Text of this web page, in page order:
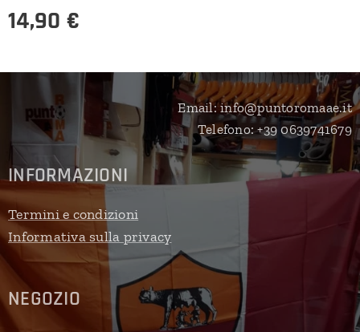
14,90 €
Email: info@puntoromaae.it
Telefono: +39 0639741679
INFORMAZIONI
Termini e condizioni
Informativa sulla privacy
NEGOZIO